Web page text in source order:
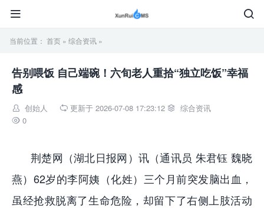


当前位置： 首页 » 综合资讯 »
告别喂饭 自己端碗！六旬老人重拾“独立吃饭”幸福
感
 创始人  更新于 2026-07-08 17:23:12  综合资讯
 0
荆楚网（湖北日报网）讯（通讯员 朱君钰 魏晓
燕）62岁的李阿姨（化姓）三个月前突发脑出血，
虽经抢救脱离了生命危险，却留下了右侧上肢活动